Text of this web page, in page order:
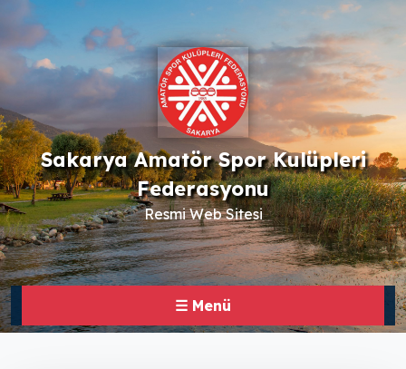
Sakarya Amatör Spor Kulüpleri
Federasyonu
Resmi Web Sitesi
☰ Menü